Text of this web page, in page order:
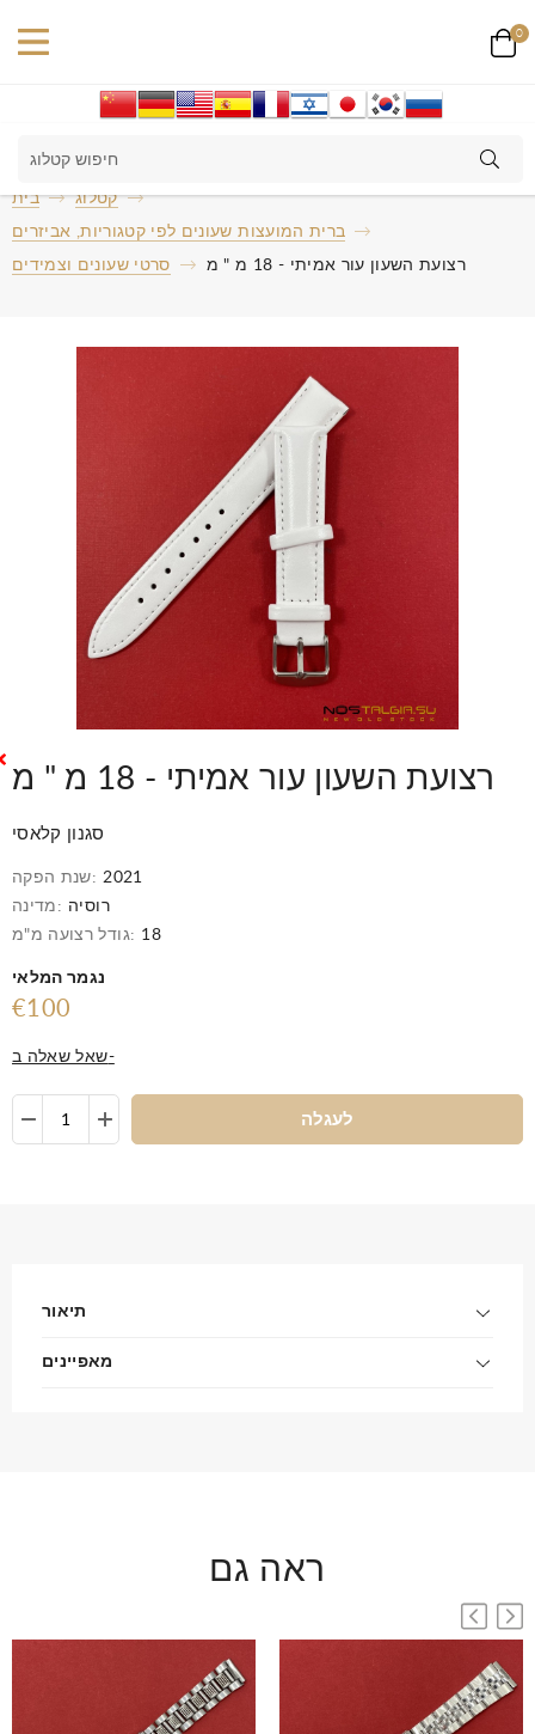
0
בית
קטלוג
ברית המועצות שעונים לפי קטגוריות, אביזרים
סרטי שעונים וצמידים
רצועת השעון עור אמיתי - 18 מ " מ
רצועת השעון עור אמיתי - 18 מ " מ
סגנון קלאסי
שנת הפקה: 2021
מדינה: רוסיה
גודל רצועה מ"מ: 18
נגמר המלאי
€100
שאל שאלה ב-
לעגלה
תיאור
מאפיינים
ראה גם